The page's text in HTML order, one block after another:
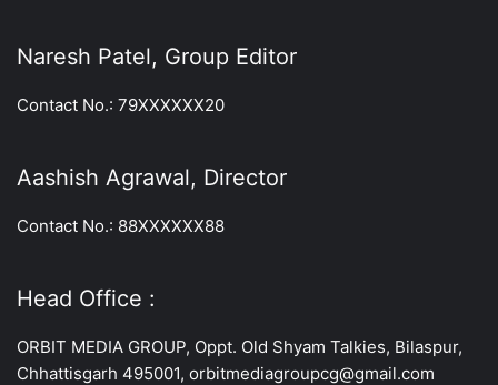
Naresh Patel, Group Editor
Contact No.: 79XXXXXX20
Aashish Agrawal, Director
Contact No.: 88XXXXXX88
Head Office :
ORBIT MEDIA GROUP, Oppt. Old Shyam Talkies, Bilaspur,
Chhattisgarh 495001, orbitmediagroupcg@gmail.com